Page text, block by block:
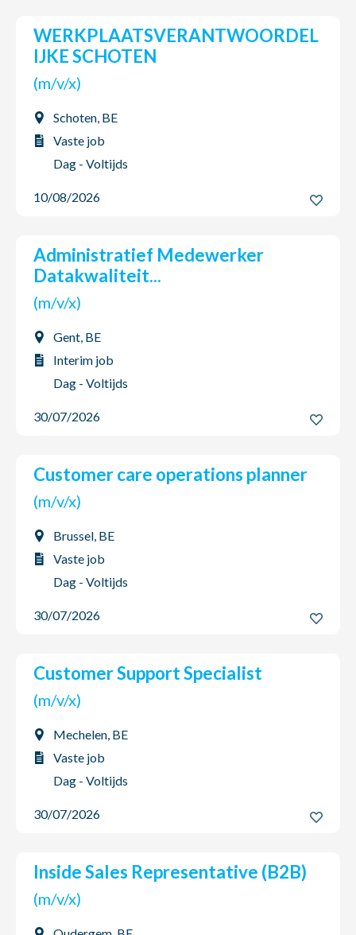
WERKPLAATSVERANTWOORDEL
IJKE SCHOTEN
(m/v/x)
Schoten, BE
Vaste job
Dag - Voltijds
10/08/2026
Administratief Medewerker
Datakwaliteit...
(m/v/x)
Gent, BE
Interim job
Dag - Voltijds
30/07/2026
Customer care operations planner
(m/v/x)
Brussel, BE
Vaste job
Dag - Voltijds
30/07/2026
Customer Support Specialist
(m/v/x)
Mechelen, BE
Vaste job
Dag - Voltijds
30/07/2026
Inside Sales Representative (B2B)
(m/v/x)